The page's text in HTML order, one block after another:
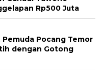
Rp500 Juta
Pocang Temor
dengan Gotong